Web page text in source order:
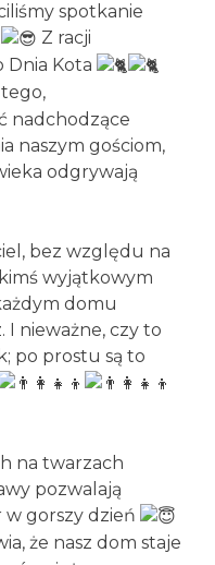
spotkanie
Z racji
Dnia Kota
nadchodzące
naszym gościom,
odgrywają
bez względu na
wyjątkowym
domu
I nieważne, czy to
po prostu są to
na twarzach
pozwalają
gorszy dzień
że nasz dom staje